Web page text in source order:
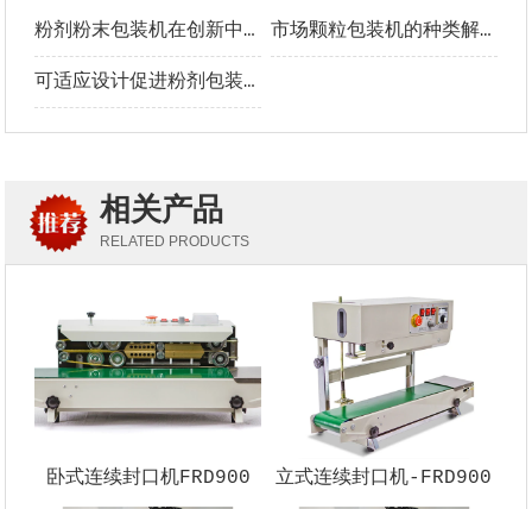
粉剂粉末包装机在创新中稳步发展 市场颗粒包装机的种类解析
可适应设计促进粉剂包装机快速发展
相关产品
RELATED PRODUCTS
卧式连续封口机FRD900 立式连续封口机-FRD900